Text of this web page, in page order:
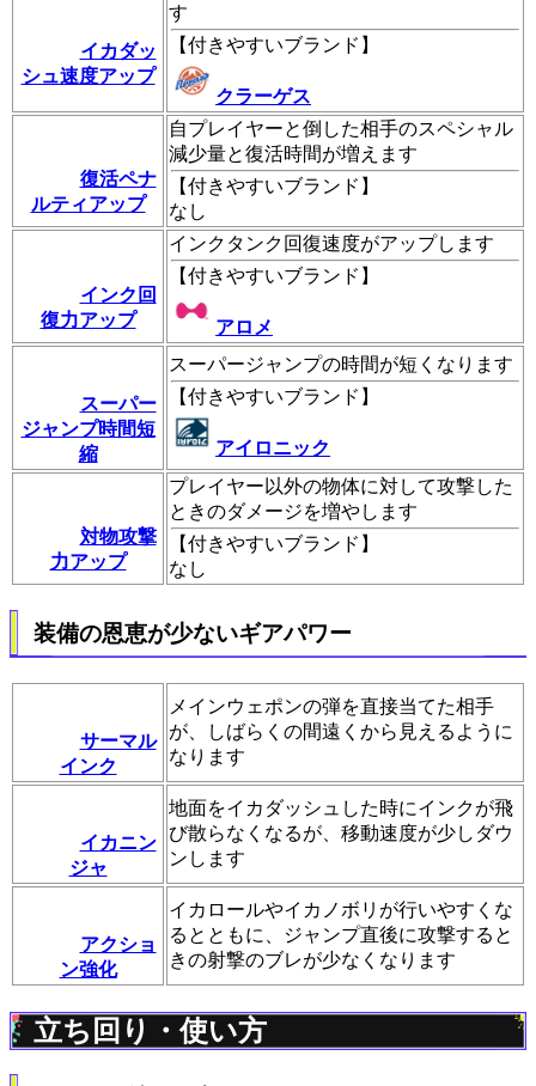
イカダッ
シュ速度アップ
す
【付きやすいブランド 】
クラーゲス
復活ペナ
ルティアップ
自プレイヤーと倒した相手のスペシャル
減少量と復活時間が増えます
【付きやすいブランド 】
なし
インク回
復力アップ
インクタンク回復速度がアップします
【付きやすいブランド 】
アロメ
スーパー
ジャンプ時間短
縮
スーパージャンプの時間が短くなります
【付きやすいブランド 】
アイロニック
対物攻撃
力アップ
プレイヤー以外の物体に対して攻撃した
ときのダメージを増やします
【付きやすいブランド 】
なし
装備の恩恵が少ないギアパワー
サーマル
インク
メインウェポンの弾を直接当てた相手
が、しばらくの間遠くから見えるように
なります
イカニン
ジャ
地面をイカダッシュした時にインクが飛
び散らなくなるが、移動速度が少しダウ
ンします
アクショ
ン強化
イカロールやイカノボリが行いやすくな
るとともに、ジャンプ直後に攻撃すると
きの射撃のブレが少なくなります
立ち回り・使い方